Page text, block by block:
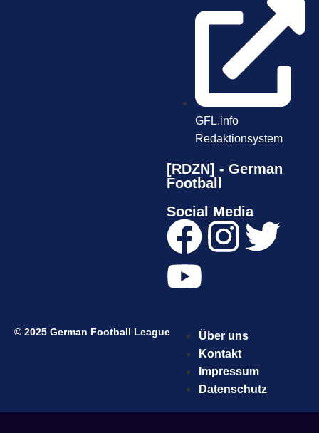
GFL.info
Redaktionsystem
[RDZN] - German
Football
Social Media
© 2025 German Football League
Über uns
Kontakt
Impressum
Datenschutz